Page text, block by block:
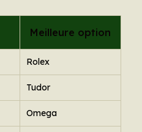
Meilleure option
Rolex
Tudor
Omega